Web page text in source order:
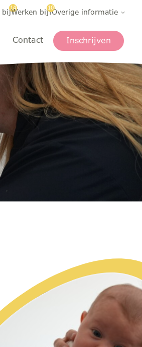
bij14
Werken bij10
|Overige informatie
Contact
Inschrijven